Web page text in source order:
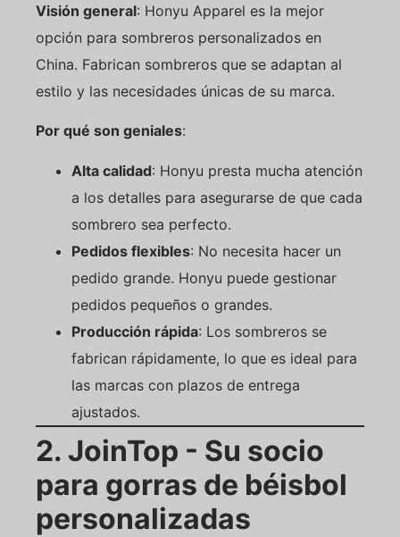
Visión general: Honyu Apparel es la mejor
opción para sombreros personalizados en
China. Fabrican sombreros que se adaptan al
estilo y las necesidades únicas de su marca.
Por qué son geniales:
Alta calidad: Honyu presta mucha atención
a los detalles para asegurarse de que cada
sombrero sea perfecto.
Pedidos flexibles: No necesita hacer un
pedido grande. Honyu puede gestionar
pedidos pequeños o grandes.
Producción rápida: Los sombreros se
fabrican rápidamente, lo que es ideal para
las marcas con plazos de entrega
ajustados.
2. JoinTop - Su socio
para gorras de béisbol
personalizadas